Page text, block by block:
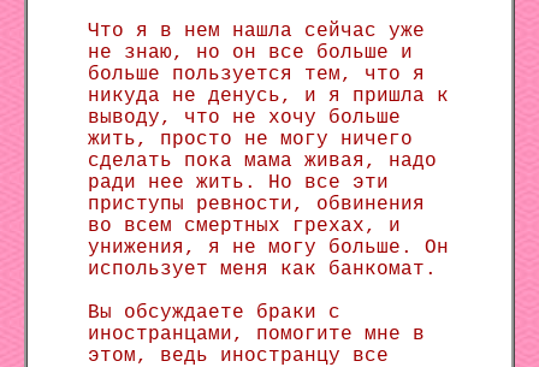
Что я в нем нашла сейчас уже
не знаю, но он все больше и
больше пользуется тем, что я
никуда не денусь, и я пришла к
выводу, что не хочу больше
жить, просто не могу ничего
сделать пока мама живая, надо
ради нее жить. Но все эти
приступы ревности, обвинения
во всем смертных грехах, и
унижения, я не могу больше. Он
использует меня как банкомат.
Вы обсуждаете браки с
иностранцами, помогите мне в
этом, ведь иностранцу все